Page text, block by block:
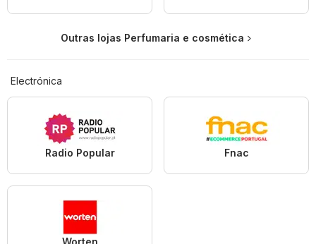
Outras lojas Perfumaria e cosmética
Electrónica
Radio Popular Fnac
Worten